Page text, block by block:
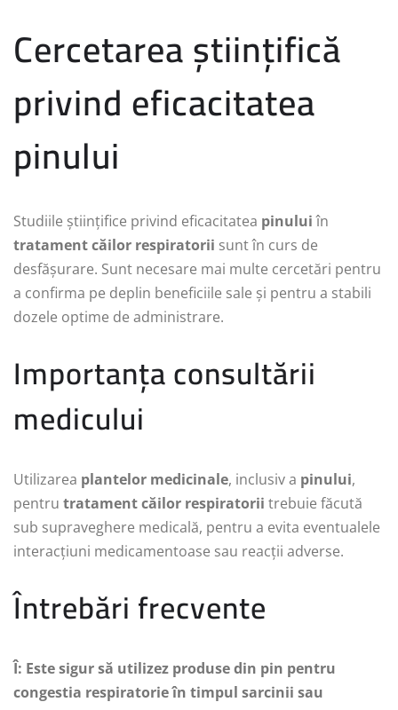
Cercetarea științifică
privind eficacitatea
pinului
Studiile științifice privind eficacitatea pinuluiîn
tratament căilor respiratorii sunt în curs de
desfășurare. Sunt necesare mai multe cercetări pentru
a confirma pe deplin beneficiile sale și pentru a stabili
dozele optime de administrare.
Importanța consultării
medicului
Utilizarea plantelor medicinale, inclusiv a pinului,
pentru tratament căilor respiratorii trebuie făcută
sub supraveghere medicală, pentru a evita eventualele
interacțiuni medicamentoase sau reacții adverse.
Întrebări frecvente
Î: Este sigur să utilizez produse din pin pentru
congestia respiratorie în timpul sarcinii sau